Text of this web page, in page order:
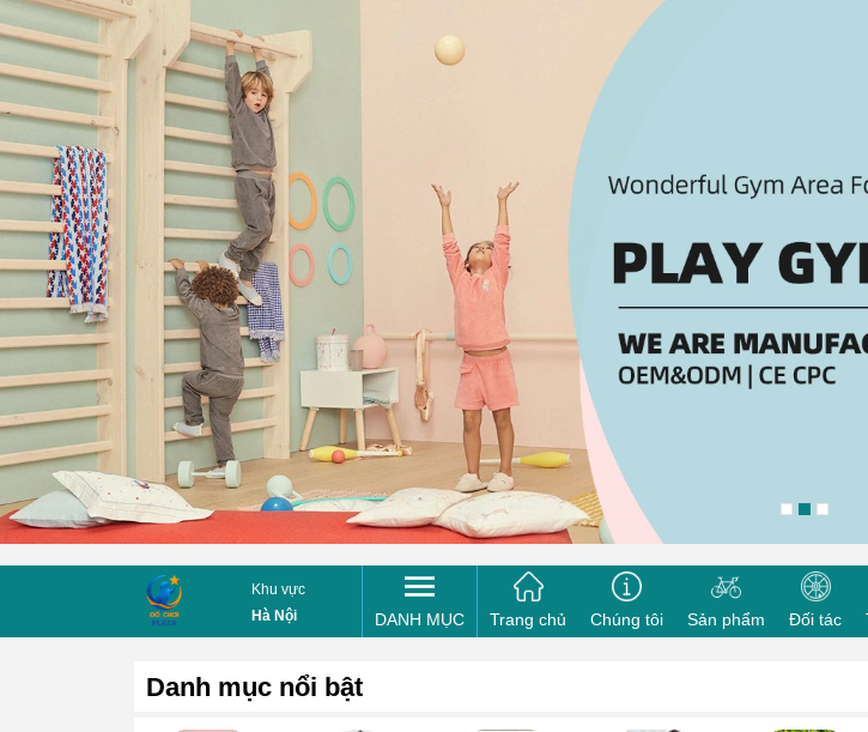
Khu vực
Hà Nội
DANH MỤC Trang chủ Chúng tôi Sản phẩm Đối tác
Danh mục nổi bật
Để Lại Tin Nhắn Chúng Tôi
Bạn quan tâm đến loại sản phẩm nào của
Đầu tư trò chơi khu vui chơi trong nhà
Đầu tư trò chơi đồ chơi rời, nguyên liệ phụ kiện
Dịch
Dịch vụ tư vấn đổi mới, bảo trì, bảo dưỡng
Đầu
non
Đầu tư khu vui chơi tổ hợp giải trí
Mục đích mua hàng
Đầu tư kinh doanh cá nhân
Đầu tư sử dụng cho gia đình Mua
Tên của bạn